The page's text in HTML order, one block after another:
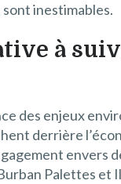
inestimables.
à
des enjeux
derrière
envers
Palettes et